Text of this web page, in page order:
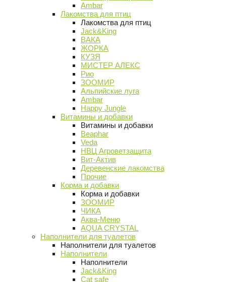
Ambar
Лакомства для птиц
Лакомства для птиц
Jack&King
ВАКА
ЖОРКА
КУЗЯ
МИСТЕР АЛЕКС
Рио
ЗООМИР
Альпийские луга
Ambar
Happy Jungle
Витамины и добавки
Витамины и добавки
Beaphar
Veda
НВЦ Агроветзащита
Вит-Актив
Деревенские лакомства
Прочие
Корма и добавки
Корма и добавки
ЗООМИР
ЧИКА
Аква-Меню
AQUA CRYSTAL
Наполнители для туалетов
Наполнители для туалетов
Наполнители
Наполнители
Jack&King
Cat safe